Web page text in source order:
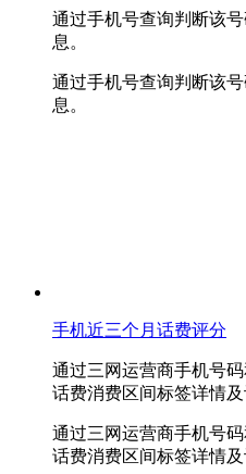
通过手机号查询判断该
息。
通过手机号查询判断该
息。
手机近三个月话费评分
通过三网运营商手机号
话费消费区间标签详情及
通过三网运营商手机号
话费消费区间标签详情及